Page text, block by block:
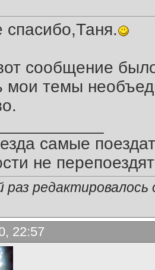
сообщение
мои темы
самые
не
раз редактировалось
22:57